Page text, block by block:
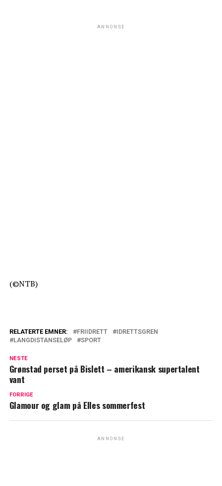
ANNONSE
(©NTB)
RELATERTE EMNER: FRIIDRETT
IDRETTSGREN
LANGDISTANSELØP
SPORT
NESTE
Grønstad perset på Bislett – amerikansk supertalent
vant
FORRIGE
Glamour og glam på Elles sommerfest
ANNONSE